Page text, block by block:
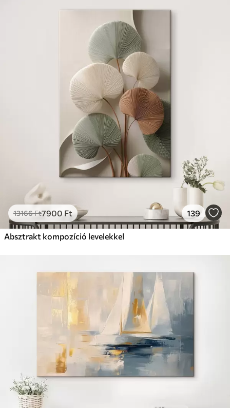
13166Ft7900 Ft 139
Absztrakt kompozíció levelekkel